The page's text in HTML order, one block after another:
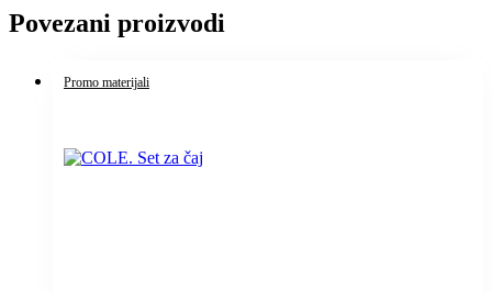
Povezani proizvodi
Promo materijali